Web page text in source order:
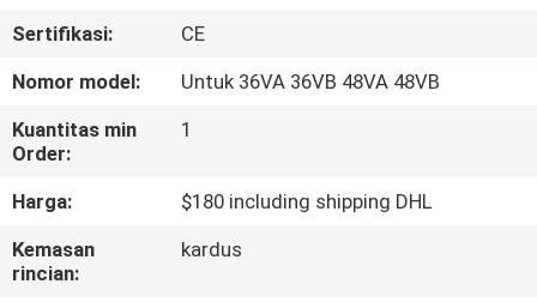
TUR
PABRIK
KONTROL
KUALITAS
Sertifikasi:
CE
Nomor model:
Untuk 36VA 36VB 48VA 48VB
Kuantitas min
Order:
1
Harga:
$180 including shipping DHL
Kemasan
rincian:
kardus